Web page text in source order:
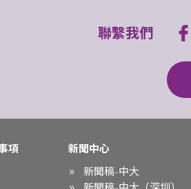
聯繫我們
項
新聞中心
新聞稿-中大